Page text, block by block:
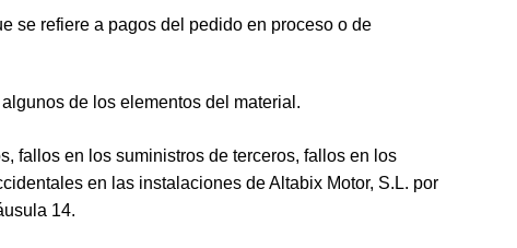
se refiere a pagos del pedido en proceso o de
de los elementos del material.
fallos en los suministros de terceros, fallos en los
en las instalaciones de Altabix Motor, S.L. por
14.